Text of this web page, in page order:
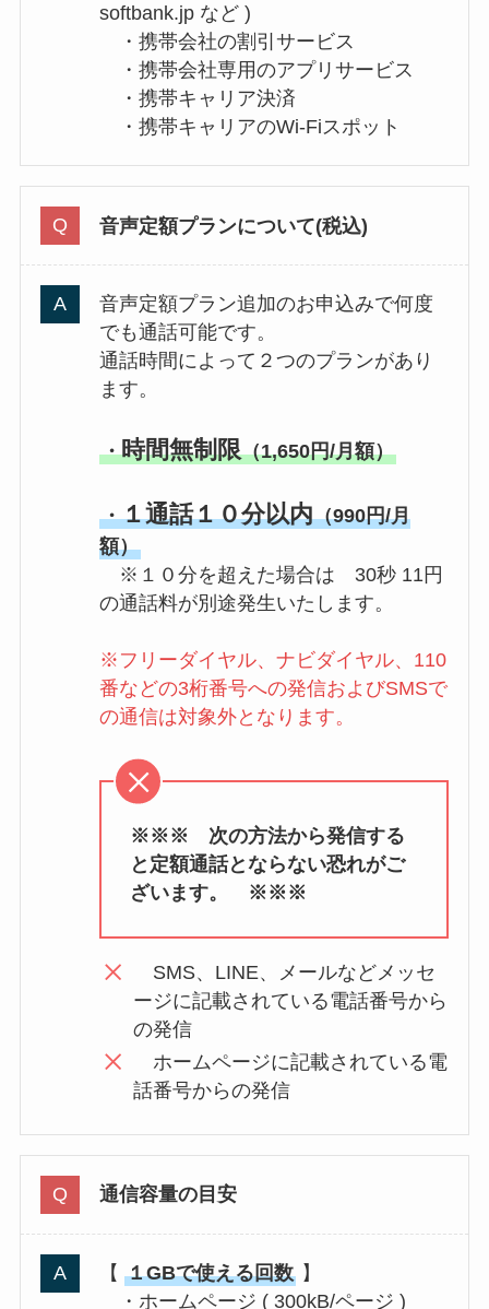
softbank.jp など )
・携帯会社の割引サービス
・携帯会社専用のアプリサービス
・携帯キャリア決済
・携帯キャリアのWi-Fiスポット
音声定額プランについて(税込)
音声定額プラン追加のお申込みで何度
でも通話可能です。
通話時間によって２つのプランがあり
ます。
・時間無制限（1,650円/月額）
・１通話１０分以内（990円/月
額）
※１０分を超えた場合は 30秒 11円
の通話料が別途発生いたします。
※フリーダイヤル、ナビダイヤル、110
番などの3桁番号への発信およびSMSで
の通信は対象外となります。
※※※ 次の方法から発信する
と定額通話とならない恐れがご
ざいます。 ※※※
SMS、LINE、メールなどメッセ
ージに記載されている電話番号から
の発信
ホームページに記載されている電
話番号からの発信
通信容量の目安
【 １GBで使える回数】
・ホームページ ( 300kB/ページ )